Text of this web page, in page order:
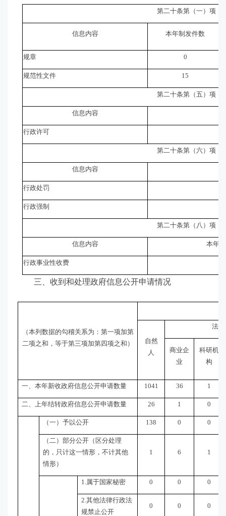
第二十条第（一）项
信息内容 本年制发件数
规章 0
规范性文件 15
第二十条第（五）项
信息内容
行政许可
第二十条第（六）项
信息内容
行政处罚
行政强制
第二十条第（八）项
信息内容 本年
行政事业性收费
三、收到和处理政府信息公开申请情况
（本列数据的勾稽关系为：第一项加第
二项之和，等于第三项加第四项之和）
自然
人
法
商业企
业
科研机
构
一、本年新收政府信息公开申请数量 1041 36 1
二、上年结转政府信息公开申请数量 26 1 0
（一）予以公开 138 0 0
（二）部分公开（区分处理
的，只计这一情形，不计其他
情形）
1 6 1
1.属于国家秘密 0 0 0
2.其他法律行政法
规禁止公开
0 0 0